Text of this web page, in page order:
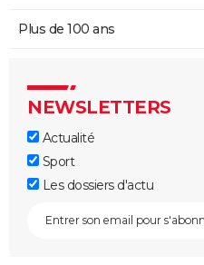
Plus de 100 ans
NEWSLETTERS
Actualité
Sport
Les dossiers d'actu